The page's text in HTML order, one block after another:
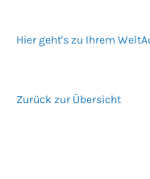
Hier geht's zu Ihrem
Zurück zur Übersicht